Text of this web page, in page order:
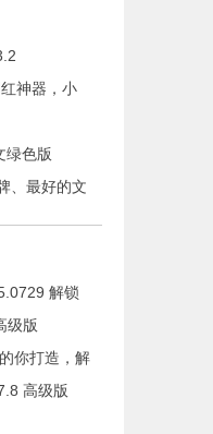
神器，小
绿色版
、最好的文
解锁
级版
你打造，解
高级版